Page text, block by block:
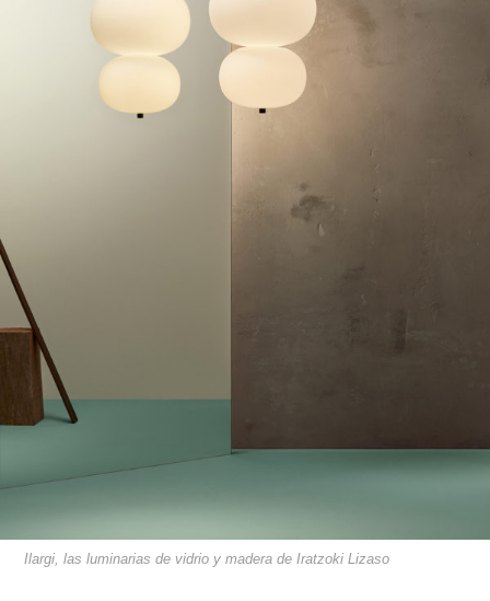
Ilargi, las luminarias de vidrio y madera de Iratzoki Lizaso